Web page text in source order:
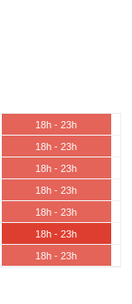
18h - 23h
18h - 23h
18h - 23h
18h - 23h
18h - 23h
18h - 23h
18h - 23h